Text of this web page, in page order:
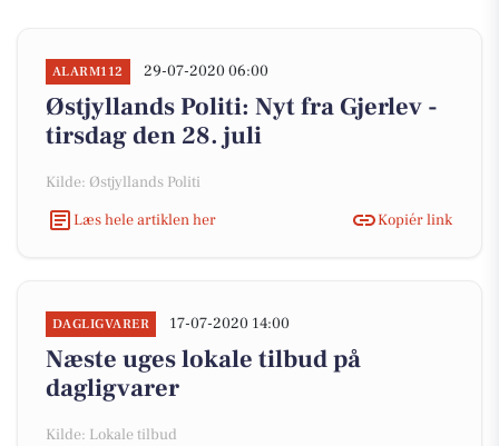
ALARM112 29-07-2020 06:00
Østjyllands Politi: Nyt fra Gjerlev -
tirsdag den 28. juli
Kilde: Østjyllands Politi
Læs hele artiklen her
Kopiér link
DAGLIGVARER 17-07-2020 14:00
Næste uges lokale tilbud på
dagligvarer
Kilde: Lokale tilbud